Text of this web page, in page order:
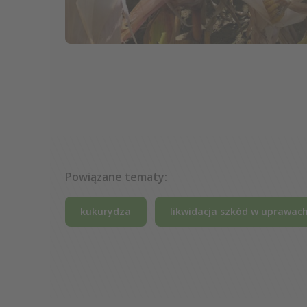
Powiązane tematy:
kukurydza likwidacja szkód w